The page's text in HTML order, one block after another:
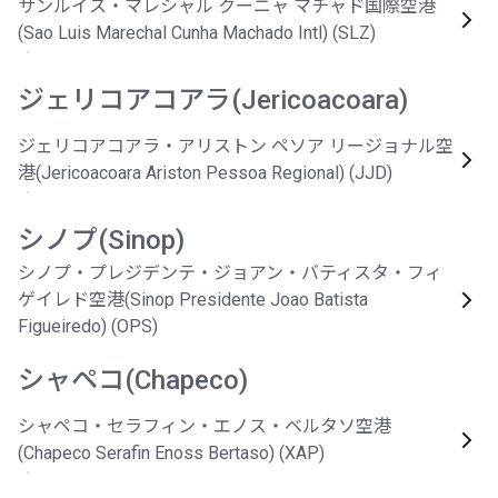
サンルイス・マレシャル クーニャ マチャド国際空港
(Sao Luis Marechal Cunha Machado Intl) (SLZ)
ジェリコアコアラ(Jericoacoara)
ジェリコアコアラ・アリストン ペソア リージョナル空
港(Jericoacoara Ariston Pessoa Regional) (JJD)
シノプ(Sinop)
シノプ・プレジデンテ・ジョアン・バティスタ・フィ
ゲイレド空港(Sinop Presidente Joao Batista
Figueiredo) (OPS)
シャペコ(Chapeco)
シャペコ・セラフィン・エノス・ベルタソ空港
(Chapeco Serafin Enoss Bertaso) (XAP)